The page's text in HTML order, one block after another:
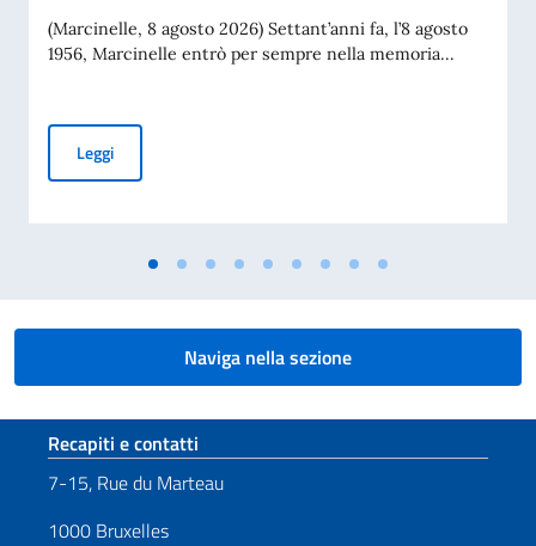
(Marcinelle, 8 agosto 2026) Settant’anni fa, l’8 agosto
1956, Marcinelle entrò per sempre nella memoria...
LeggiMESSAGGIO DEL VICE PRESIDENTE DEL CONSIGLIO DEI
Naviga nella sezione
Sezione footer
Recapiti e contatti
7-15, Rue du Marteau
1000 Bruxelles